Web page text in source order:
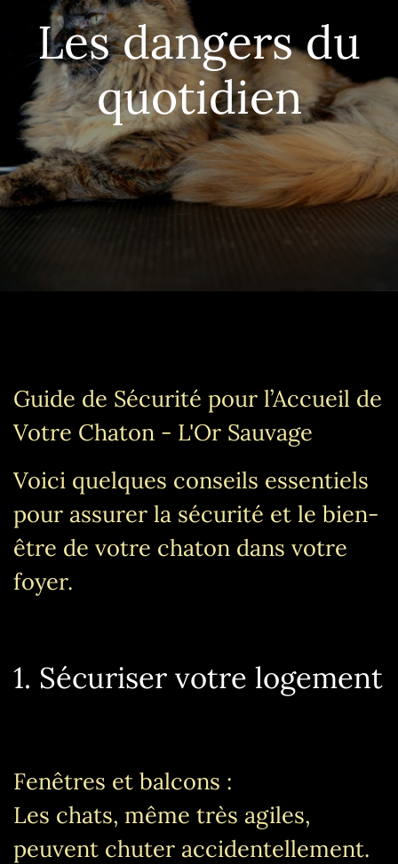
Les dangers du
quotidien
Guide de Sécurité pour l’Accueil de
Votre Chaton - L'Or Sauvage
Voici quelques conseils essentiels
pour assurer la sécurité et le bien-
être de votre chaton dans votre
foyer.
1. Sécuriser votre logement
Fenêtres et balcons :
Les chats, même très agiles,
peuvent chuter accidentellement.